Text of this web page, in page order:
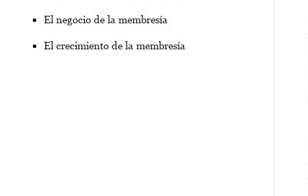
El negocio de la membresía
El crecimiento de la membresía